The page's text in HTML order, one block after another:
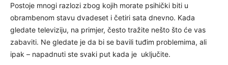
Postoje mnogi razlozi zbog kojih morate psihički biti u
obrambenom stavu dvadeset i četiri sata dnevno. Kada
gledate televiziju, na primjer, često tražite nešto što će vas
zabaviti. Ne gledate je da bi se bavili tuđim problemima, ali
ipak – napadnuti ste svaki put kada je uključite.